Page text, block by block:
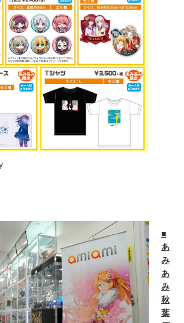
■
あ
み
あ
み
秋
葉